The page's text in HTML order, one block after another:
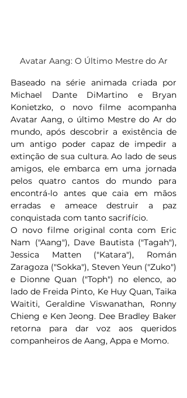
Avatar Aang: O Último Mestre do Ar
Baseado na série animada criada por
Michael Dante DiMartino e Bryan
Konietzko, o novo filme acompanha
Avatar Aang, o último Mestre do Ar do
mundo, após descobrir a existência de
um antigo poder capaz de impedir a
extinção de sua cultura. Ao lado de seus
amigos, ele embarca em uma jornada
pelos quatro cantos do mundo para
encontrá-lo antes que caia em mãos
erradas e ameace destruir a paz
conquistada com tanto sacrifício.
O novo filme original conta com Eric
Nam ("Aang"), Dave Bautista ("Tagah"),
Jessica Matten ("Katara"), Román
Zaragoza ("Sokka"), Steven Yeun ("Zuko")
e Dionne Quan ("Toph") no elenco, ao
lado de Freida Pinto, Ke Huy Quan, Taika
Waititi, Geraldine Viswanathan, Ronny
Chieng e Ken Jeong. Dee Bradley Baker
retorna para dar voz aos queridos
companheiros de Aang, Appa e Momo.